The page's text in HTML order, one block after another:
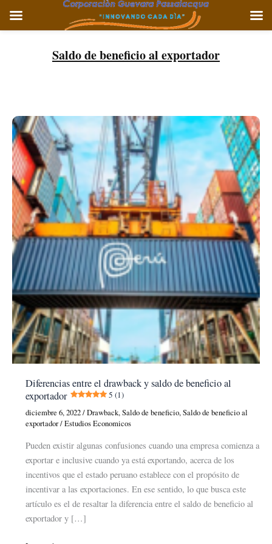
Saldo de beneficio al exportador
Diferencias entre el drawback y saldo de beneficio al
exportador
5 (1)
diciembre 6, 2022/Drawback,Saldo de beneficio,Saldo de beneficio al
exportador/Estudios Economicos
Pueden existir algunas confusiones cuando una empresa comienza a
exportar e inclusive cuando ya está exportando, acerca de los
incentivos que el estado peruano establece con el propósito de
incentivar a las exportaciones. En ese sentido, lo que busca este
artículo es el de resaltar la diferencia entre el saldo de beneficio al
exportador y […]